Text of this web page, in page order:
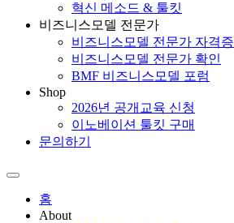
혁신 메소드 & 툴킷
비즈니스모델 전문가
비즈니스모델 전문가 자격증
비즈니스모델 전문가 확인
BMF 비즈니스모델 포럼
Shop
2026년 공개교육 신청
이노베이션 툴킷 구매
문의하기
홈
About